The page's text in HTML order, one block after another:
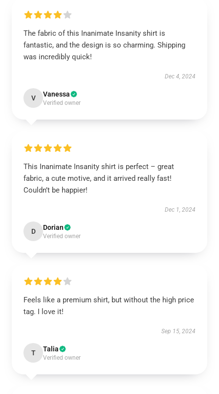
The fabric of this Inanimate Insanity shirt is
fantastic, and the design is so charming. Shipping
was incredibly quick!
Dec 4, 2024
V Vanessa
Verified owner
This Inanimate Insanity shirt is perfect – great
fabric, a cute motive, and it arrived really fast!
Couldn’t be happier!
Dec 1, 2024
D Dorian
Verified owner
Feels like a premium shirt, but without the high price
tag. I love it!
Sep 15, 2024
T Talia
Verified owner